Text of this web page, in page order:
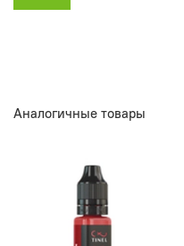
Аналогичные товары